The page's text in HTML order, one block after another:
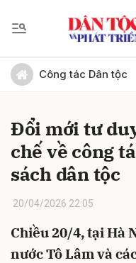
Công tác Dân tộc
Đổi mới tư
chế về công
sách dân tộc
20/04/2026 22:05
Chiều 20/4, tại Hà
nước Tô Lâm và
Gửi bình luận